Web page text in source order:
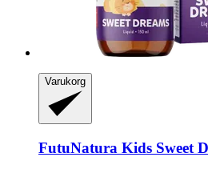
Varukorg
FutuNatura Kids Sweet